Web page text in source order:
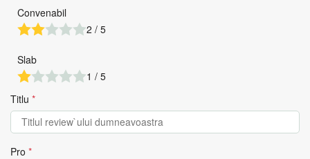
Convenabil
2 / 5
Slab
1 / 5
Titlu *
Pro *